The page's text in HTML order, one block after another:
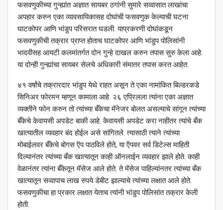
फसवणुकीच्या गुन्ह्यांत अज्ञात सायबर ठगांनी सुमारे सव्वासात लाखांचा
अपहार करुन एका व्यावसायिकासह दोघांची फसवणुक केल्याची घटना
घाटकोपर आणि भांडुप परिसरात घडली. याप्रकरणी दोघांकडून
फसवणुकीची तक्रार प्राप्त होताच घाटकोपर आणि भांडुप पोलिसांनी
भादवीसह आयटी कलमांतर्गत दोन गुन्हे दाखल करुन तपास सुरु केला आहे.
या दोन्ही गुन्ह्यांचा सायबर सेलचे अधिकारी संमातर तपास करत आहेत.
४१ वर्षांचे तक्रारदार भांडुप येथे राहत असून ते एका नामांकित बिल्डरकडे
सिनिअर फोरमन म्हणून कामाला आहे. २६ एप्रिलला त्यांना एका अज्ञात
व्यक्तीने फोन करुन तो त्यांच्या बँकेचा मॅनेजर बोलत असल्याचे सांगून त्यांच्या
बँकेचे केवायसी अपडेट बाकी आहे. केवायसी अपडेट करा नाहीतर त्यांचे बँक
खात्यातील व्यवहार बंद होईल असे सांगितले. त्यासाठी त्याने त्यांच्या
मोबाईलवर बँकेचे बोगस ऍप पाठविले होते, या ऍपवर सर्व डिटेल्स माहिती
दिल्यानंतर त्यांच्या बँक खात्यातून काही ऑनलाईन व्यवहार झाले होते. काही
वेळानंतर त्यांना बँकेतून मॅसेज आले होते. ते मॅसेज पाहिल्यांनतर त्यांच्या बँक
खात्यातून सव्वापाच लाख रुपये डेबीट झाल्याचे त्यांच्या लक्षात आले होते.
फसवणुकीचा हा प्रकार लक्षात येताच त्यांनी भांडुप पोलिसांत तक्रार केली
होती.